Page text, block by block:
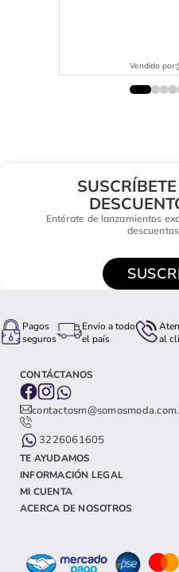
Vendido por:
Entérate de lanzamientos
Pagos
seguros
Envio a todo
el país
al
CONTÁCTANOS
3226061605
TE AYUDAMOS
INFORMACIÓN LEGAL
MI CUENTA
ACERCA DE NOSOTROS